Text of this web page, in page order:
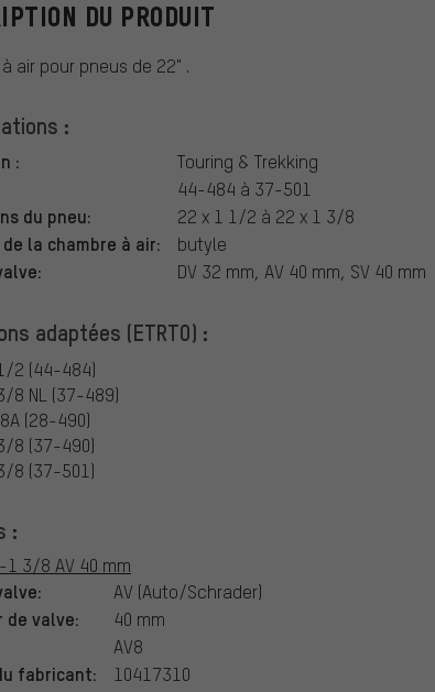
DU PRODUIT
air pour pneus de 22" .
:
: Touring & Trekking
44-484 à 37-501
du pneu: 22 x 1 1/2 à 22 x 1 3/8
la chambre à air: butyle
DV 32 mm, AV 40 mm, SV 40 mm
adaptées (ETRTO) :
2 (44-484)
8 NL (37-489)
(28-490)
8 (37-490)
8 (37-501)
:
3/8 AV 40 mm
AV (Auto/Schrader)
de valve: 40 mm
AV8
fabricant: 10417310